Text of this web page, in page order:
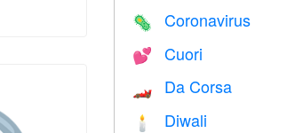
🦠 Coronavirus
💕 Cuori
🏎 Da Corsa
🕯 Diwali